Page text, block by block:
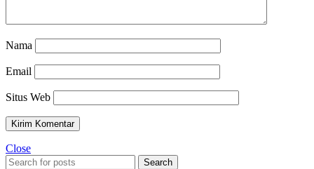
Nama
Email
Situs Web
Close
Search